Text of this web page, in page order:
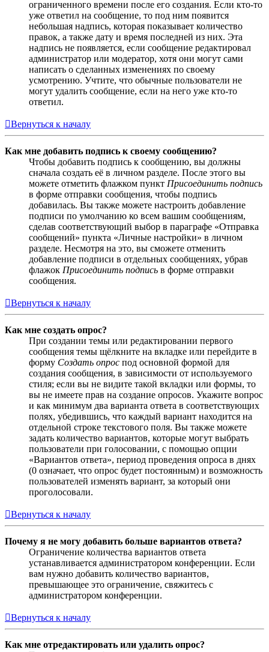
ограниченного времени после его создания. Если кто-то
уже ответил на сообщение, то под ним появится
небольшая надпись, которая показывает количество
правок, а также дату и время последней из них. Эта
надпись не появляется, если сообщение редактировал
администратор или модератор, хотя они могут сами
написать о сделанных изменениях по своему
усмотрению. Учтите, что обычные пользователи не
могут удалить сообщение, если на него уже кто-то
ответил.
Вернуться к началу
Как мне добавить подпись к своему сообщению?
Чтобы добавить подпись к сообщению, вы должны
сначала создать её в личном разделе. После этого вы
можете отметить флажком пункт Присоединить подпись
в форме отправки сообщения, чтобы подпись
добавилась. Вы также можете настроить добавление
подписи по умолчанию ко всем вашим сообщениям,
сделав соответствующий выбор в параграфе «Отправка
сообщений» пункта «Личные настройки» в личном
разделе. Несмотря на это, вы сможете отменить
добавление подписи в отдельных сообщениях, убрав
флажок Присоединить подпись в форме отправки
сообщения.
Вернуться к началу
Как мне создать опрос?
При создании темы или редактировании первого
сообщения темы щёлкните на вкладке или перейдите в
форму Создать опрос под основной формой для
создания сообщения, в зависимости от используемого
стиля; если вы не видите такой вкладки или формы, то
вы не имеете прав на создание опросов. Укажите вопрос
и как минимум два варианта ответа в соответствующих
полях, убедившись, что каждый вариант находится на
отдельной строке текстового поля. Вы также можете
задать количество вариантов, которые могут выбрать
пользователи при голосовании, с помощью опции
«Вариантов ответа», период проведения опроса в днях
(0 означает, что опрос будет постоянным) и возможность
пользователей изменять вариант, за который они
проголосовали.
Вернуться к началу
Почему я не могу добавить больше вариантов ответа?
Ограничение количества вариантов ответа
устанавливается администратором конференции. Если
вам нужно добавить количество вариантов,
превышающее это ограничение, свяжитесь с
администратором конференции.
Вернуться к началу
Как мне отредактировать или удалить опрос?